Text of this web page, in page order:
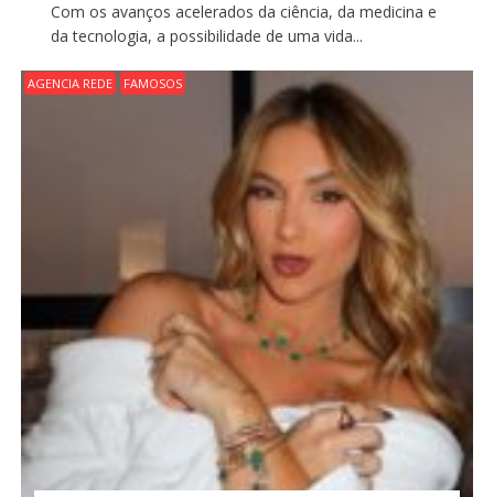
Com os avanços acelerados da ciência, da medicina e
da tecnologia, a possibilidade de uma vida...
AGENCIA REDE FAMOSOS